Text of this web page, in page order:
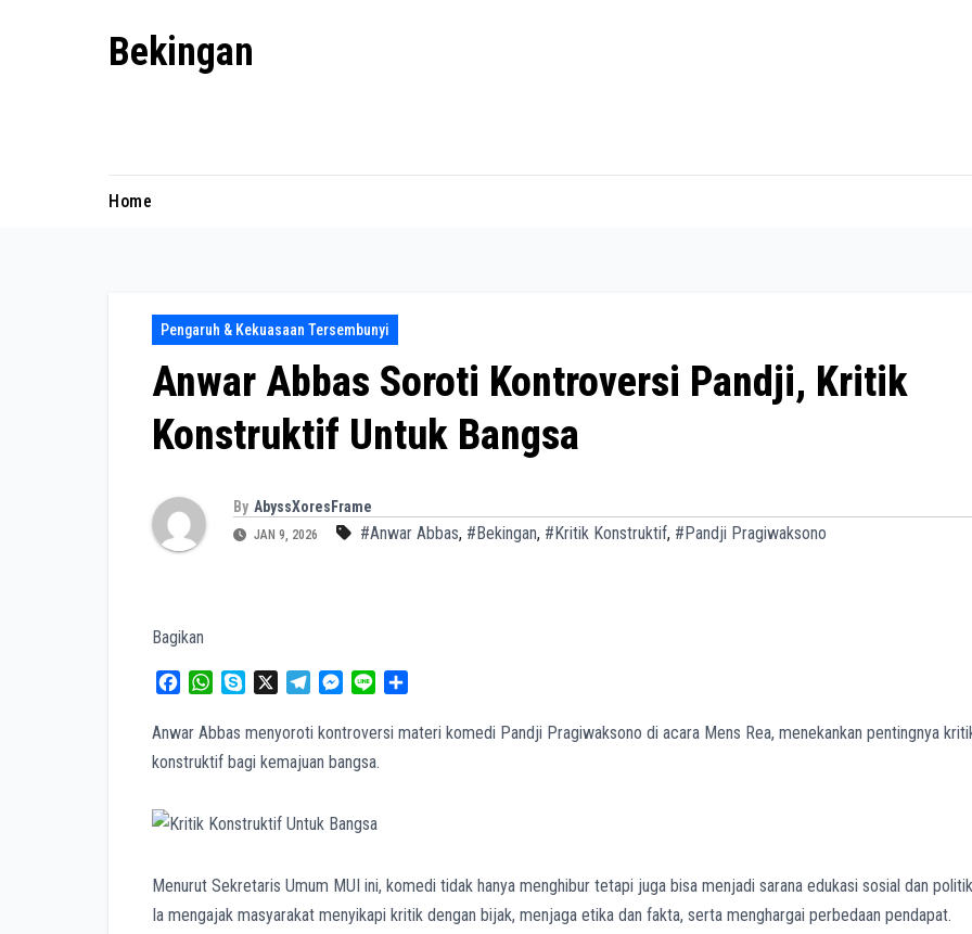
Bekingan
Home
Pengaruh & Kekuasaan Tersembunyi
Anwar Abbas Soroti Kontroversi Pandji, Kritik
Konstruktif Untuk Bangsa
By AbyssXoresFrame
JAN 9, 2026 #Anwar Abbas, #Bekingan, #Kritik Konstruktif, #Pandji Pragiwaksono
Bagikan
c
e
o
W
a
t
p
y
p
e
l
e
a
M
s
s
g
n
a
Anwar Abbas menyoroti kontroversi materi komedi Pandji Pragiwaksono di acara Mens Rea, menekankan pentingnya
konstruktif bagi kemajuan bangsa.
Menurut Sekretaris Umum MUI ini, komedi tidak hanya menghibur tetapi juga bisa menjadi sarana edukasi sosial dan
Ia mengajak masyarakat menyikapi kritik dengan bijak, menjaga etika dan fakta, serta menghargai perbedaan pendapat.